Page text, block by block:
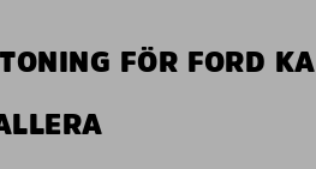
FÖR FORD KA